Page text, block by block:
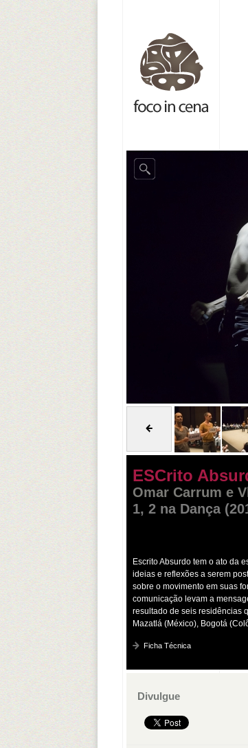
ESCrito
Omar Carrum e
1, 2 na Dança
Escrito Absurdo tem o ato da
ideias e reflexões a serem
sobre o movimento em suas
comunicação levam a
resultado de seis residências
Mazatlá (México), Bogotá
Ficha Técnica
Divulgue